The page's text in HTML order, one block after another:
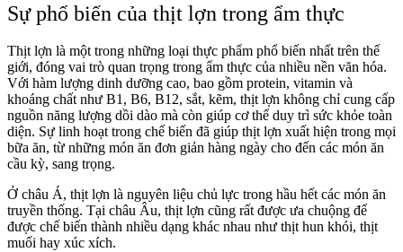
Sự phổ biến của thịt lợn trong ẩm thực
Thịt lợn là một trong những loại thực phẩm phổ biến nhất trên thế
giới, đóng vai trò quan trọng trong ẩm thực của nhiều nền văn hóa.
Với hàm lượng dinh dưỡng cao, bao gồm protein, vitamin và
khoáng chất như B1, B6, B12, sắt, kẽm, thịt lợn không chỉ cung cấp
nguồn năng lượng dồi dào mà còn giúp cơ thể duy trì sức khỏe toàn
diện. Sự linh hoạt trong chế biến đã giúp thịt lợn xuất hiện trong mọi
bữa ăn, từ những món ăn đơn giản hàng ngày cho đến các món ăn
cầu kỳ, sang trọng.
Ở châu Á, thịt lợn là nguyên liệu chủ lực trong hầu hết các món ăn
truyền thống. Tại châu Âu, thịt lợn cũng rất được ưa chuộng để
được chế biến thành nhiều dạng khác nhau như thịt hun khói, thịt
muối hay xúc xích.